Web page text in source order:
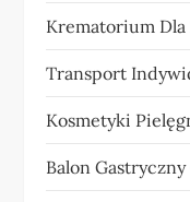
Krematorium
Transport
Kosmetyki
Balon Gastryczny